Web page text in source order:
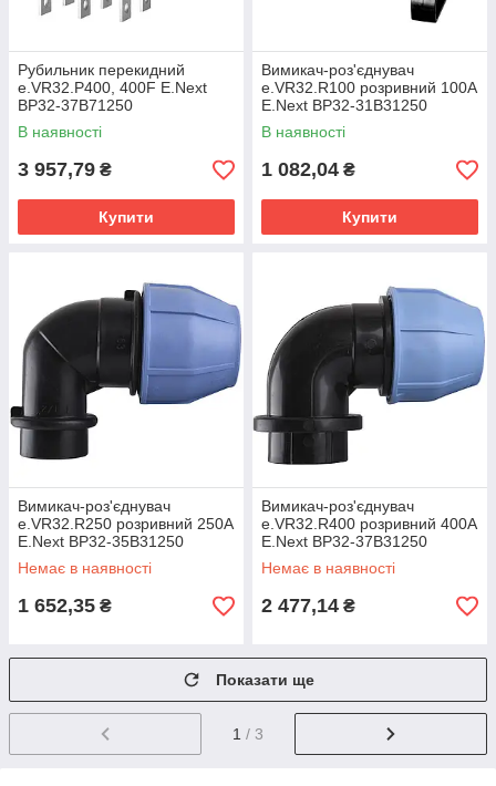
Рубильник перекидний
e.VR32.P400, 400F E.Next
BP32-37B71250
В наявності
3 957,79 ₴
Купити
Вимикач-роз'єднувач
e.VR32.R100 розривний 100А
E.Next ВР32-31В31250
В наявності
1 082,04 ₴
Купити
Вимикач-роз'єднувач
e.VR32.R250 розривний 250А
E.Next BP32-35B31250
Немає в наявності
1 652,35 ₴
Вимикач-роз'єднувач
e.VR32.R400 розривний 400А
E.Next BP32-37B31250
Немає в наявності
2 477,14 ₴
Показати ще
1 / 3